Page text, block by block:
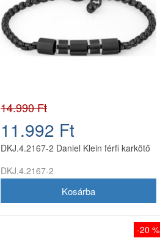
14.990 Ft
11.992 Ft
DKJ.4.2167-2 Daniel Klein férfi karkötő
DKJ.4.2167-2
-20 %